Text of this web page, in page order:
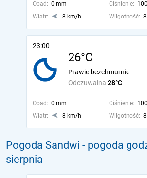
Opad: 0 mm Ciśnienie:
Wiatr:
8 km/h Wilgotność:
23:00
26°C
Odczuwalna 28°C
Prawie bezchmurnie
Opad: 0 mm Ciśnienie:
Wiatr:
8 km/h Wilgotność:
Pogoda Sandwi - pogoda
sierpnia